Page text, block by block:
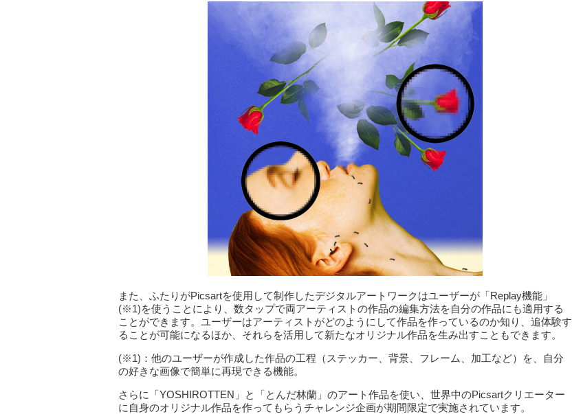
また、ふたりがPicsartを使用して制作したデジタルアートワークはユーザーが「Replay機能」
(※1)を使うことにより、数タップで両アーティストの作品の編集方法を自分の作品にも適用する
ことができます。ユーザーはアーティストがどのようにして作品を作っているのか知り、追体験す
ることが可能になるほか、それらを活用して新たなオリジナル作品を生み出すこともできます。
(※1)：他のユーザーが作成した作品の工程（ステッカー、背景、フレーム、加工など）を、自分
の好きな画像で簡単に再現できる機能。
さらに「YOSHIROTTEN」と「とんだ林蘭」のアート作品を使い、世界中のPicsartクリエーター
に自身のオリジナル作品を作ってもらうチャレンジ企画が期間限定で実施されています。